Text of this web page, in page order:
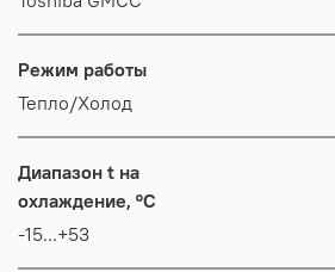
Режим работы
Тепло/Холод
Диапазон t на
охлаждение, °C
-15...+53